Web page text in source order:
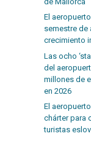
El
semestre de
crecimiento
Las ocho
del
millones de
en 2026
El
chárter para
turistas